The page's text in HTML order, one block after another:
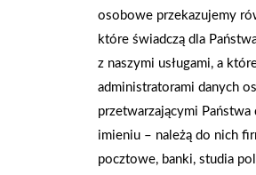
2026-01-15
Grupa PSB Handel S.A.
gra z WOŚP. Powstała
firmowa eSkarbonka na
rzecz gastroenterologii
dziecięcej
osobowe przekazujemy
które świadczą dla
z naszymi usługami, a
administratorami danych
przetwarzającymi Państwa
imieniu – należą do nich
pocztowe, banki, studia